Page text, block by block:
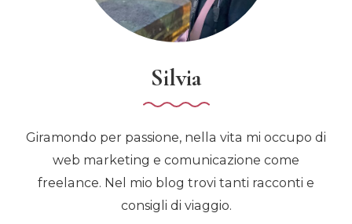
Silvia
Giramondo per passione, nella vita mi occupo di
web marketing e comunicazione come
freelance. Nel mio blog trovi tanti racconti e
consigli di viaggio.